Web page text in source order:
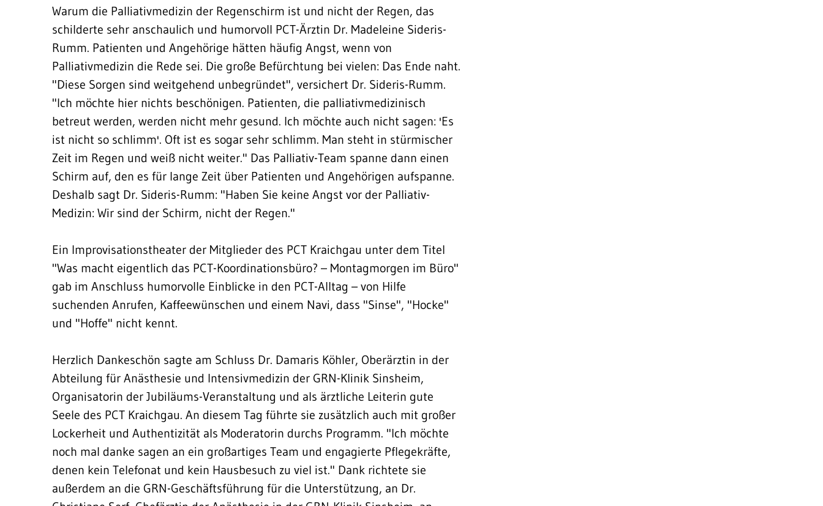
Warum die Palliativmedizin der Regenschirm ist und nicht der Regen, das
schilderte sehr anschaulich und humorvoll PCT-Ärztin Dr. Madeleine Sideris-
Rumm. Patienten und Angehörige hätten häufig Angst, wenn von
Palliativmedizin die Rede sei. Die große Befürchtung bei vielen: Das Ende naht.
"Diese Sorgen sind weitgehend unbegründet", versichert Dr. Sideris-Rumm.
"Ich möchte hier nichts beschönigen. Patienten, die palliativmedizinisch
betreut werden, werden nicht mehr gesund. Ich möchte auch nicht sagen: 'Es
ist nicht so schlimm'. Oft ist es sogar sehr schlimm. Man steht in stürmischer
Zeit im Regen und weiß nicht weiter." Das Palliativ-Team spanne dann einen
Schirm auf, den es für lange Zeit über Patienten und Angehörigen aufspanne.
Deshalb sagt Dr. Sideris-Rumm: "Haben Sie keine Angst vor der Palliativ-
Medizin: Wir sind der Schirm, nicht der Regen."
Ein Improvisationstheater der Mitglieder des PCT Kraichgau unter dem Titel
"Was macht eigentlich das PCT-Koordinationsbüro? – Montagmorgen im Büro"
gab im Anschluss humorvolle Einblicke in den PCT-Alltag – von Hilfe
suchenden Anrufen, Kaffeewünschen und einem Navi, dass "Sinse", "Hocke"
und "Hoffe" nicht kennt.
Herzlich Dankeschön sagte am Schluss Dr. Damaris Köhler, Oberärztin in der
Abteilung für Anästhesie und Intensivmedizin der GRN-Klinik Sinsheim,
Organisatorin der Jubiläums-Veranstaltung und als ärztliche Leiterin gute
Seele des PCT Kraichgau. An diesem Tag führte sie zusätzlich auch mit großer
Lockerheit und Authentizität als Moderatorin durchs Programm. "Ich möchte
noch mal danke sagen an ein großartiges Team und engagierte Pflegekräfte,
denen kein Telefonat und kein Hausbesuch zu viel ist." Dank richtete sie
außerdem an die GRN-Geschäftsführung für die Unterstützung, an Dr.